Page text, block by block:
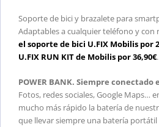
Soporte de bici y brazalete para
Adaptables a cualquier teléfono y con
el soporte de bici U.FIX Mobilis por
U.FIX RUN KIT de Mobilis por 36,90€.
POWER BANK. Siempre conectado
Fotos, redes sociales, Google Maps…
mucho más rápido la batería de
que llevar siempre una batería